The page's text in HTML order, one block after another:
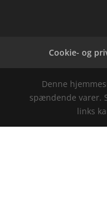
Cookie- og
Denne
spændende varer.
links